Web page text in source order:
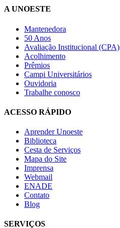
A UNOESTE
Mantenedora
50 Anos
Avaliação Institucional (CPA)
Acolhimento
Prêmios
Campi Universitários
Ouvidoria
Trabalhe conosco
ACESSO RÁPIDO
Aprender Unoeste
Biblioteca
Cesta de Serviços
Mapa do Site
Imprensa
Webmail
ENADE
Contato
Blog
SERVIÇOS